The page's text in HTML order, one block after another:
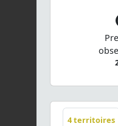
4territoires